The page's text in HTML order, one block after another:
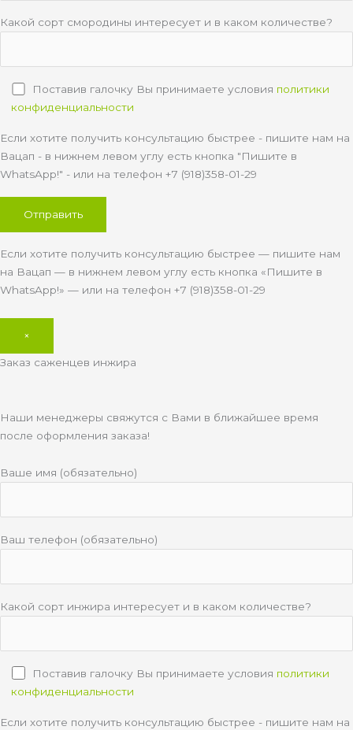
Какой сорт смородины интересует и в каком количестве?
Поставив галочку Вы принимаете условия политики
конфиденциальности
Если хотите получить консультацию быстрее - пишите нам на
Вацап - в нижнем левом углу есть кнопка "Пишите в
WhatsApp!" - или на телефон +7 (918)358-01-29
Если хотите получить консультацию быстрее — пишите нам
на Вацап — в нижнем левом углу есть кнопка «Пишите в
WhatsApp!» — или на телефон +7 (918)358-01-29
×
Заказ саженцев инжира
Наши менеджеры свяжутся с Вами в ближайшее время
после оформления заказа!
Ваше имя (обязательно)
Ваш телефон (обязательно)
Какой сорт инжира интересует и в каком количестве?
Поставив галочку Вы принимаете условия политики
конфиденциальности
Если хотите получить консультацию быстрее - пишите нам на